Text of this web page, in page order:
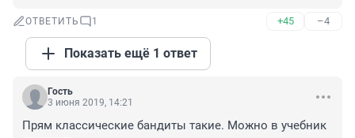
ОТВЕТИТЬ 1 +45 –4
Показать ещё 1 ответ
Гость
3 июня 2019, 14:21
Прям классические бандиты такие. Можно в учебник